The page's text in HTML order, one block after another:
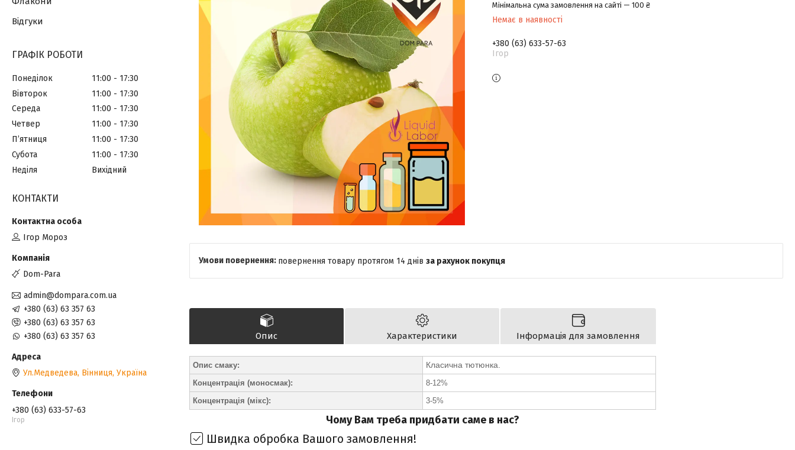
Мінімальна сума замовлення на сайті — 100 ₴
Немає в наявності
+380 (63) 633-57-63
Ігор
повернення товару протягом 14 днів за рахунок покупця
Опис Характеристики Інформація для замовлення
Опис смаку: Класична тютюнка.
Концентрація (моносмак):
8-12%
Концентрація (мікс):
3-5%
Чому Вам треба придбати саме в нас?
Швидка обробка Вашого замовлення!
Відгуки
ГРАФІК РОБОТИ
Понеділок 11:00
17:30
Вівторок
11:00
17:30
Середа
11:00
17:30
Четвер
11:00
17:30
Пʼятниця
11:00
17:30
Субота
11:00
17:30
Неділя
Вихідний
КОНТАКТИ
Ігор Мороз
Dom-Para
admin@dompara.com.ua
+380 (63) 63 357 63
+380 (63) 63 357 63
+380 (63) 63 357 63
Ул.Медведева, Вінниця, Україна
+380 (63) 633-57-63
Ігор